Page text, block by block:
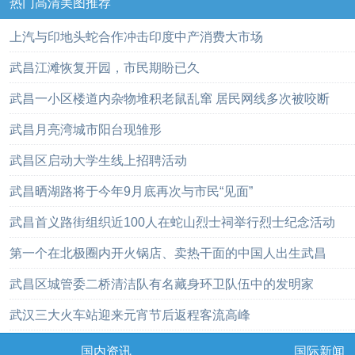
热门高清美图推荐
上汽与印地头蛇合作冲击印度中产消费大市场
武昌江滩恢复开园，市民期盼已久
武昌一小区楼道内杂物堆积老鼠乱窜 居民网线多次被咬断
武昌月亮湾城市阳台现雏形
武昌区启动大学生线上招聘活动
武昌晒湖路将于今年9月底再次与市民“见面”
武昌首义路街组织近100人在蛇山烈士祠举行烈士纪念活动
第一个在北极圈内开火锅店、卖热干面的中国人出生武昌
武昌区城管委二桥清洁队有名藏身环卫队伍中的发明家
武汉三大火车站迎来元宵节后返程客流高峰
国内资讯 国际新闻